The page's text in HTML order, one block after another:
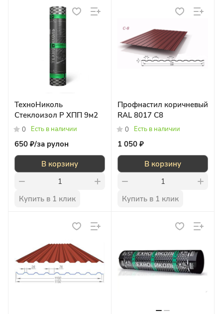
ТехноНиколь
Стеклоизол Р ХПП 9м2
0 Есть в наличии
650 ₽/за рулон
В корзину
Купить в 1 клик
Профнастил коричневый
RAL 8017 С8
0 Есть в наличии
1 050 ₽
В корзину
Купить в 1 клик